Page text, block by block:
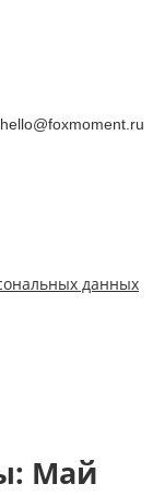
hello@foxmoment.ru
данных
Май